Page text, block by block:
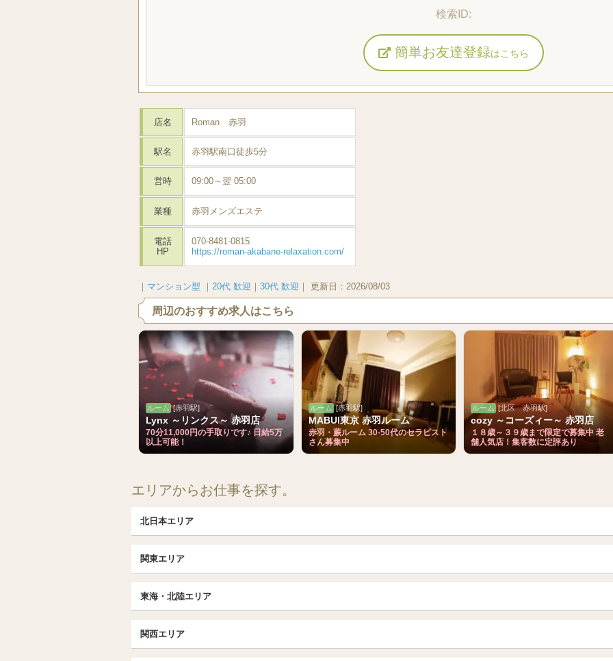
簡単お友達登録はこちら
店名 Roman 赤羽
駅名 赤羽駅南口徒歩5分
営時 09:00～翌 05:00
業種 赤羽メンズエステ
電話
HP
070-8481-0815
https://roman-akabane-relaxation.com/
｜ マンション型 ｜ 20代 歓迎 ｜ 30代 歓迎 ｜ 更新日： 2026/08/03
周辺のおすすめ求人はこちら
ルーム [赤羽駅]
Lynx ～リンクス～ 赤羽店
70分11,000円の手取りです♪ 日給5万
以上可能！
ルーム [赤羽駅]
MABUI東京 赤羽ルーム
赤羽・蕨ルーム 30-50代のセラピスト
さん募集中
ルーム [北区 赤羽駅]
cozy ～コーズィー～ 赤羽店
１８歳～３９歳まで限定で募集中 老
舗人気店！集客数に定評あり
エリアからお仕事を探す。
北日本エリア
北海道（札幌・旭川・函館） 青森
岩手 (盛岡・北上)
福島 (いわき・郡山)
茨城（水戸・取手）
栃木（宇都宮・小山） 群馬（伊勢崎・高崎・前橋）
関東エリア
大宮・浦和・川口 越谷・春日部 所沢・川越
千葉TOP
東海・北陸エリア
愛知（名古屋） 岐阜県 三重県
関西エリア